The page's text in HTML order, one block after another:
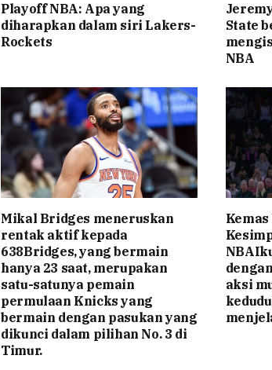
Playoff NBA: Apa yang
diharapkan dalam siri Lakers-
Rockets
State
NBA
Mikal Bridges meneruskan
rentak aktif kepada
638Bridges, yang bermain
hanya 23 saat, merupakan
satu-satunya pemain
permulaan Knicks yang
bermain dengan pasukan yang
dikunci dalam pilihan No. 3 di
Timur.
aksi